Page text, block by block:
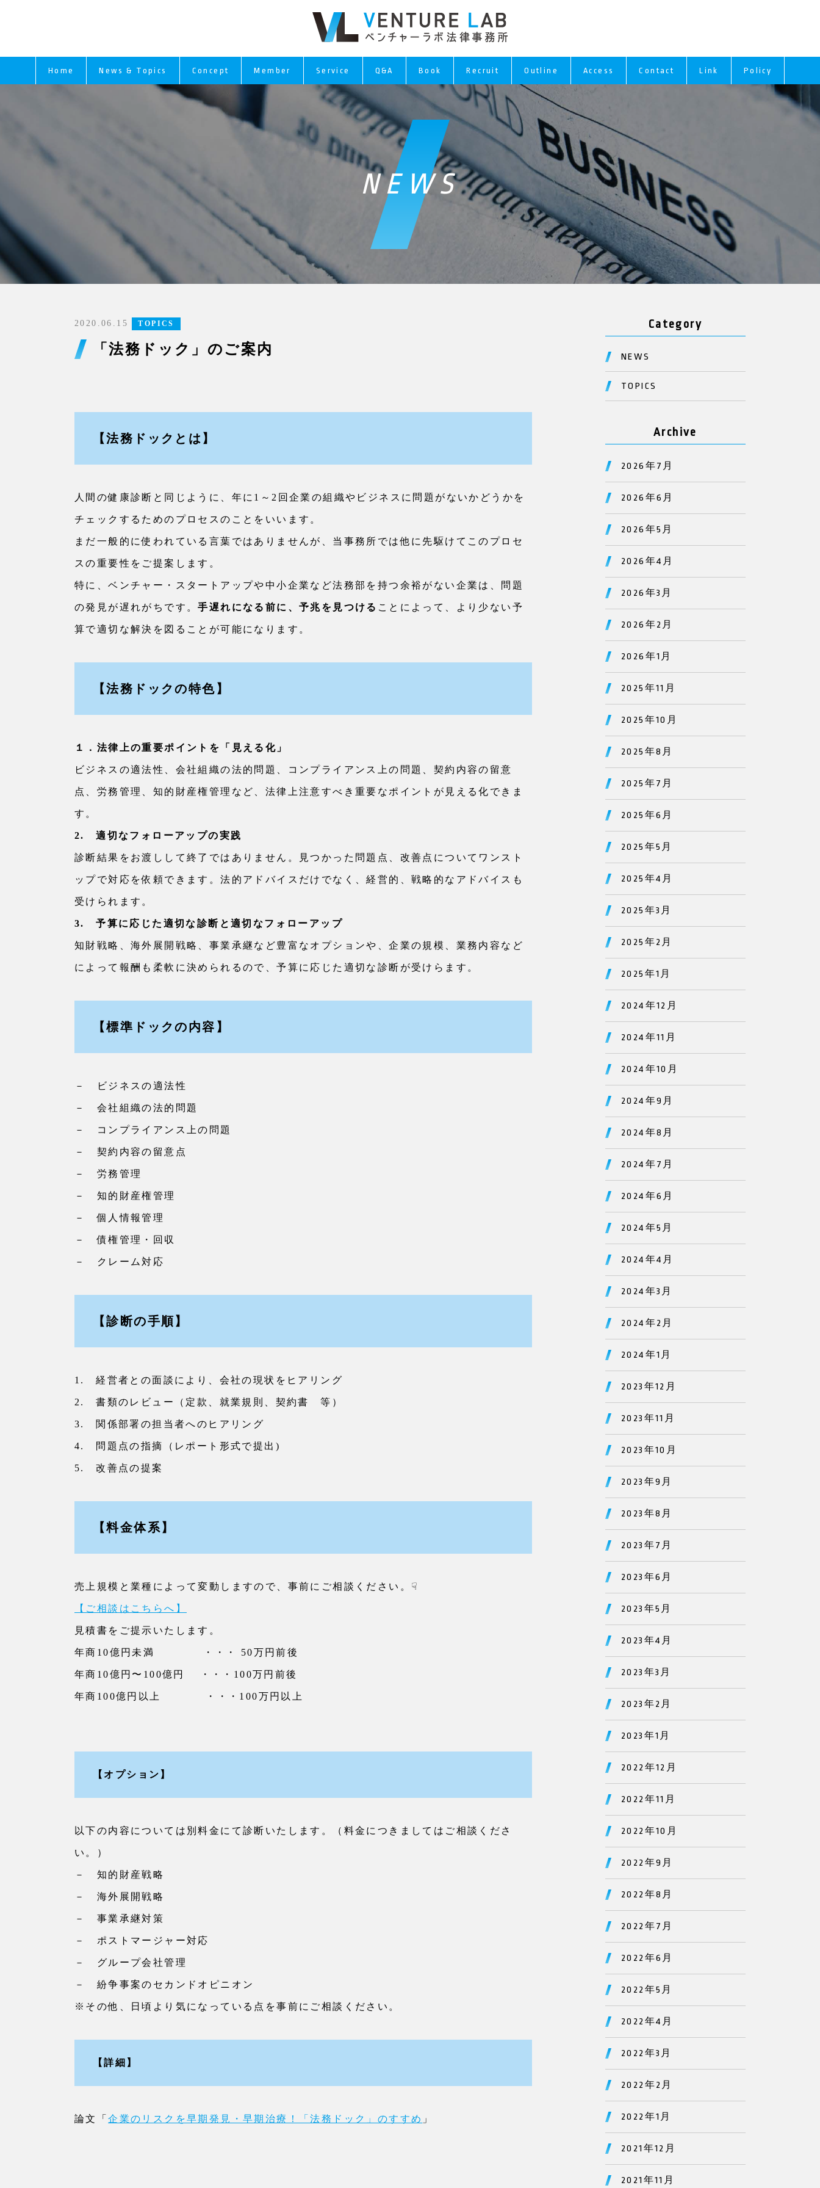
Home News & Topics Concept Member Service Q&A Book Recruit Outline Access Contact Link Policy
NEWS
2020.06.15 TOPICS
「法務ドック」のご案内
【法務ドックとは】
人間の健康診断と同じように、年に1～2回企業の組織やビジネスに問題がないかどうかを
チェックするためのプロセスのことをいいます。
まだ一般的に使われている言葉ではありませんが、当事務所では他に先駆けてこのプロセ
スの重要性をご提案します。
特に、ベンチャー・スタートアップや中小企業など法務部を持つ余裕がない企業は、問題
の発見が遅れがちです。手遅れになる前に、予兆を見つける ことによって、より少ない予
算で適切な解決を図ることが可能になります。
【法務ドックの特色】
１．法律上の重要ポイントを「見える化」
ビジネスの適法性、会社組織の法的問題、コンプライアンス上の問題、契約内容の留意
点、労務管理、知的財産権管理など、法律上注意すべき重要なポイントが見える化できま
す。
2. 適切なフォローアップの実践
診断結果をお渡しして終了ではありません。見つかった問題点、改善点についてワンスト
ップで対応を依頼できます。法的アドバイスだけでなく、経営的、戦略的なアドバイスも
受けられます。
3. 予算に応じた適切な診断と適切なフォローアップ
知財戦略、海外展開戦略、事業承継など豊富なオプションや、企業の規模、業務内容など
によって報酬も柔軟に決められるので、予算に応じた適切な診断が受けらます。
【標準ドックの内容】
－ ビジネスの適法性
－ 会社組織の法的問題
－ コンプライアンス上の問題
－ 契約内容の留意点
－ 労務管理
－ 知的財産権管理
－ 個人情報管理
－ 債権管理・回収
－ クレーム対応
【診断の手順】
1. 経営者との面談により、会社の現状をヒアリング
2. 書類のレビュー（定款、就業規則、契約書 等）
3. 関係部署の担当者へのヒアリング
4. 問題点の指摘（レポート形式で提出)
5. 改善点の提案
【料金体系】
売上規模と業種によって変動しますので、事前にご相談ください。☟
【ご相談はこちらへ】
見積書をご提示いたします。
年商10億円未満 ・・・ 50万円前後
年商10億円〜100億円 ・・・100万円前後
年商100億円以上 ・・・100万円以上
【オプション】
以下の内容については別料金にて診断いたします。（料金につきましてはご相談くださ
い。）
－ 知的財産戦略
－ 海外展開戦略
－ 事業承継対策
－ ポストマージャー対応
－ グループ会社管理
－ 紛争事案のセカンドオピニオン
※その他、日頃より気になっている点を事前にご相談ください。
【詳細】
論文「企業のリスクを早期発見・早期治療！「法務ドック」のすすめ 」
Category
NEWS
TOPICS
Archive
2026年7月
2026年6月
2026年5月
2026年4月
2026年3月
2026年2月
2026年1月
2025年11月
2025年10月
2025年8月
2025年7月
2025年6月
2025年5月
2025年4月
2025年3月
2025年2月
2025年1月
2024年12月
2024年11月
2024年10月
2024年9月
2024年8月
2024年7月
2024年6月
2024年5月
2024年4月
2024年3月
2024年2月
2024年1月
2023年12月
2023年11月
2023年10月
2023年9月
2023年8月
2023年7月
2023年6月
2023年5月
2023年4月
2023年3月
2023年2月
2023年1月
2022年12月
2022年11月
2022年10月
2022年9月
2022年8月
2022年7月
2022年6月
2022年5月
2022年4月
2022年3月
2022年2月
2022年1月
2021年12月
2021年11月